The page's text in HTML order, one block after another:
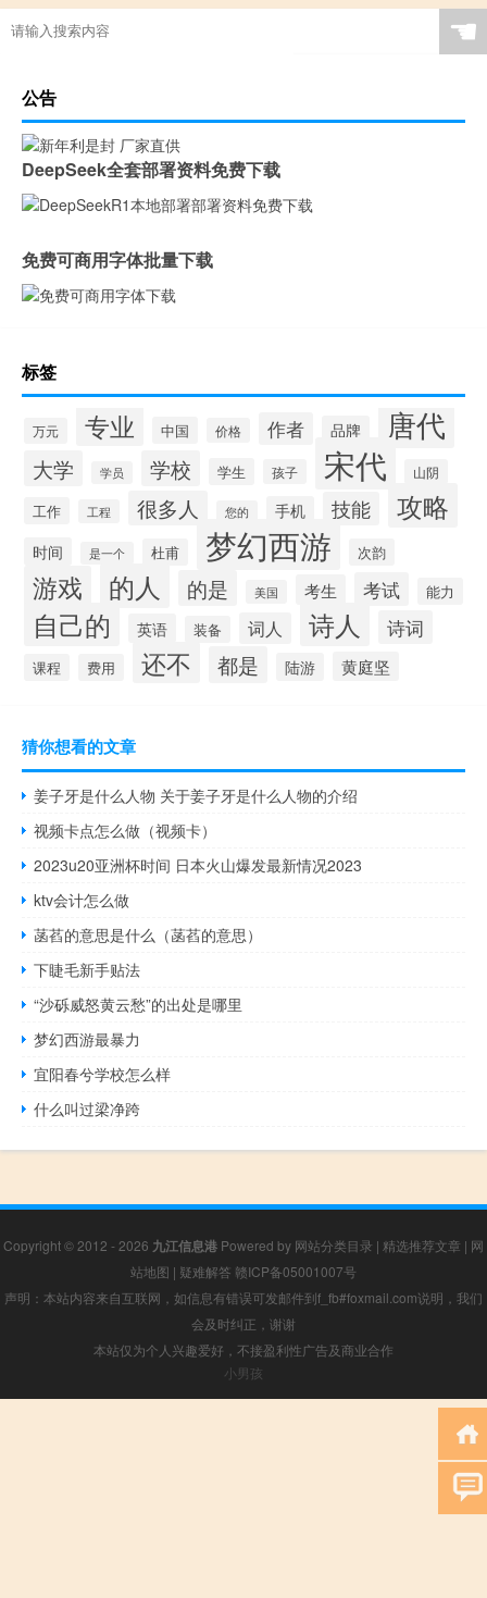
☚
公告
DeepSeek全套部署资料免费下载
免费可商用字体批量下载
标签
万元 专业 中国 价格 作者 品牌 唐代
大学 学员 学校 学生 孩子 宋代 山阴
工作 工程 很多人 您的 手机 技能 攻略
时间 是一个 杜甫 梦幻西游 次韵
游戏 的人 的是 美国 考生 考试 能力
自己的 英语 装备 词人 诗人 诗词
课程 费用 还不 都是 陆游 黄庭坚
猜你想看的文章
姜子牙是什么人物 关于姜子牙是什么人物的介绍
视频卡点怎么做（视频卡）
2023u20亚洲杯时间 日本火山爆发最新情况2023
ktv会计怎么做
菡萏的意思是什么（菡萏的意思）
下睫毛新手贴法
“沙砾威怒黄云愁”的出处是哪里
梦幻西游最暴力
宜阳春兮学校怎么样
什么叫过梁净跨
Copyright © 2012 - 2026 九江信息港 Powered by 网站分类目录 | 精选推荐文章 | 网
站地图 | 疑难解答 赣ICP备05001007号
声明：本站内容来自互联网，如信息有错误可发邮件到f_fb#foxmail.com说明，我们
会及时纠正，谢谢
本站仅为个人兴趣爱好，不接盈利性广告及商业合作
小男孩